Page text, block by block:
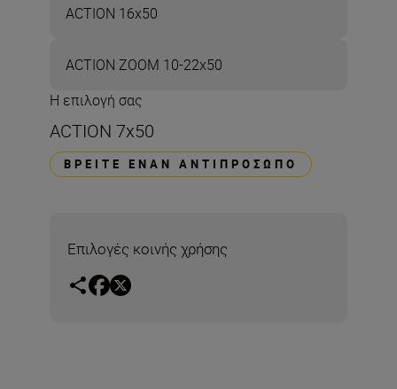
ACTION 16x50
ACTION ZOOM 10-22x50
Η επιλογή σας
ACTION 7x50
ΒΡΕΊΤΕ ΈΝΑΝ ΑΝΤΙΠΡΌΣΩΠΟ
Επιλογές κοινής χρήσης